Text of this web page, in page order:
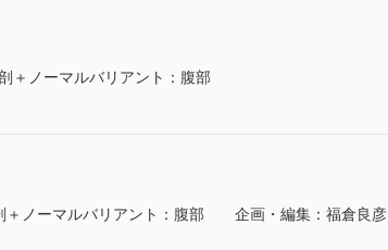
＋ノーマルバリアント：腹部
＋ノーマルバリアント：腹部 企画・編集：福倉良彦